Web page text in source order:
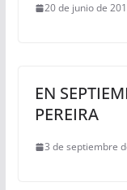
20 de junio de
EN
PEREIRA
3 de septiembre